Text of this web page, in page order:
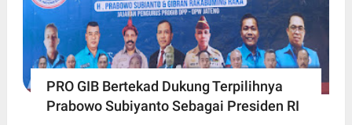
PRO GIB Bertekad Dukung Terpilihnya
Prabowo Subiyanto Sebagai Presiden RI